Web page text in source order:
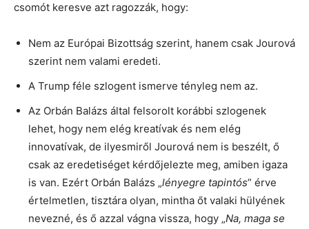
csomót keresve azt ragozzák, hogy:
Nem az Európai Bizottság szerint, hanem csak Jourová
szerint nem valami eredeti.
A Trump féle szlogent ismerve tényleg nem az.
Az Orbán Balázs által felsorolt korábbi szlogenek
lehet, hogy nem elég kreatívak és nem elég
innovatívak, de ilyesmiről Jourová nem is beszélt, ő
csak az eredetiséget kérdőjelezte meg, amiben igaza
is van. Ezért Orbán Balázs „lényegre tapintós” érve
értelmetlen, tisztára olyan, mintha őt valaki hülyének
nevezné, és ő azzal vágna vissza, hogy „Na, maga se